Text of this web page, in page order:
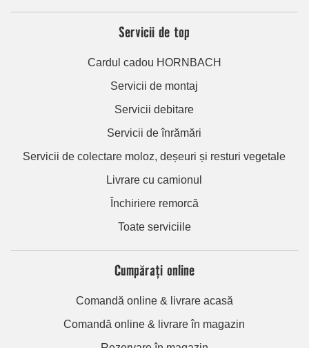
Servicii de top
Cardul cadou HORNBACH
Servicii de montaj
Servicii debitare
Servicii de înrămări
Servicii de colectare moloz, deșeuri și resturi vegetale
Livrare cu camionul
Închiriere remorcă
Toate serviciile
Cumpărați online
Comandă online & livrare acasă
Comandă online & livrare în magazin